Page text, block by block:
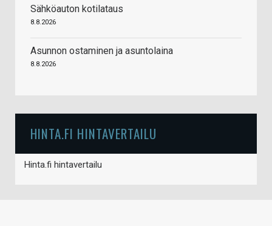
Sähköauton kotilataus
8.8.2026
Asunnon ostaminen ja asuntolaina
8.8.2026
HINTA.FI HINTAVERTAILU
Hinta.fi hintavertailu